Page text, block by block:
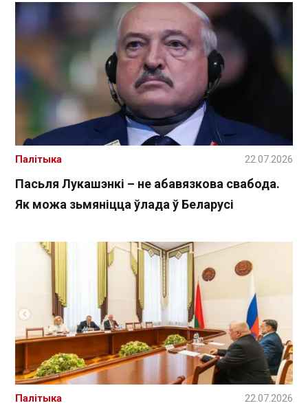
Пасьля Лукашэнкі – не абавязкова свабода.
Як можа зьмяніцца ўлада ў Беларусі
Палітыка 22.07.2026
Палітыка 22.07.2026